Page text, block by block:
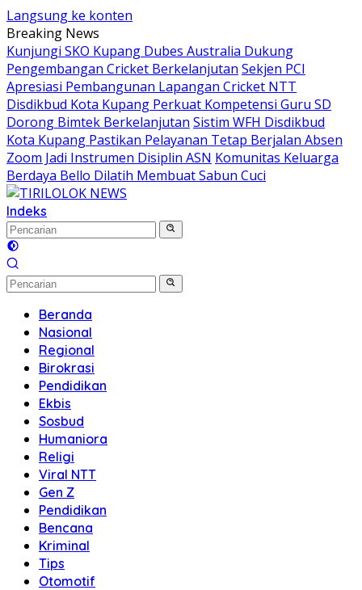
Langsung ke konten
Breaking News
Kunjungi SKO Kupang Dubes Australia Dukung
Pengembangan Cricket Berkelanjutan Sekjen PCI
Apresiasi Pembangunan Lapangan Cricket NTT
Disdikbud Kota Kupang Perkuat Kompetensi Guru SD
Dorong Bimtek Berkelanjutan Sistim WFH Disdikbud
Kota Kupang Pastikan Pelayanan Tetap Berjalan Absen
Zoom Jadi Instrumen Disiplin ASN Komunitas Keluarga
Berdaya Bello Dilatih Membuat Sabun Cuci
Indeks
Beranda
Nasional
Regional
Birokrasi
Pendidikan
Ekbis
Sosbud
Humaniora
Religi
Viral NTT
Gen Z
Pendidikan
Bencana
Kriminal
Tips
Otomotif